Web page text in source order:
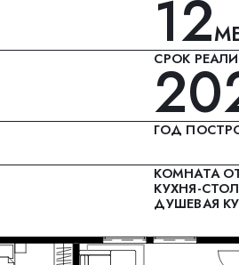
ГОД ПОСТРОЙКИ
КОМНАТА ОТДЫХА22,15 М²
КУХНЯ-СТОЛОВАЯ26,68 М²
ДУШЕВАЯ КУПЕЛЬ7,00 М²